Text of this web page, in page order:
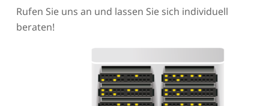
Rufen Sie uns an und lassen Sie sich individuell
beraten!